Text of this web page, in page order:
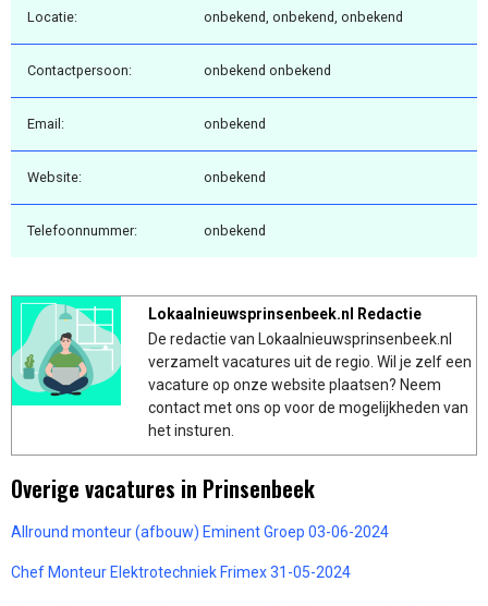
Locatie: onbekend, onbekend, onbekend
Contactpersoon: onbekend onbekend
Email: onbekend
Website: onbekend
Telefoonnummer: onbekend
Lokaalnieuwsprinsenbeek.nl Redactie
De redactie van Lokaalnieuwsprinsenbeek.nl
verzamelt vacatures uit de regio. Wil je zelf een
vacature op onze website plaatsen? Neem
contact met ons op voor de mogelijkheden van
het insturen.
Overige vacatures in Prinsenbeek
Allround monteur (afbouw) Eminent Groep 03-06-2024
Chef Monteur Elektrotechniek Frimex 31-05-2024